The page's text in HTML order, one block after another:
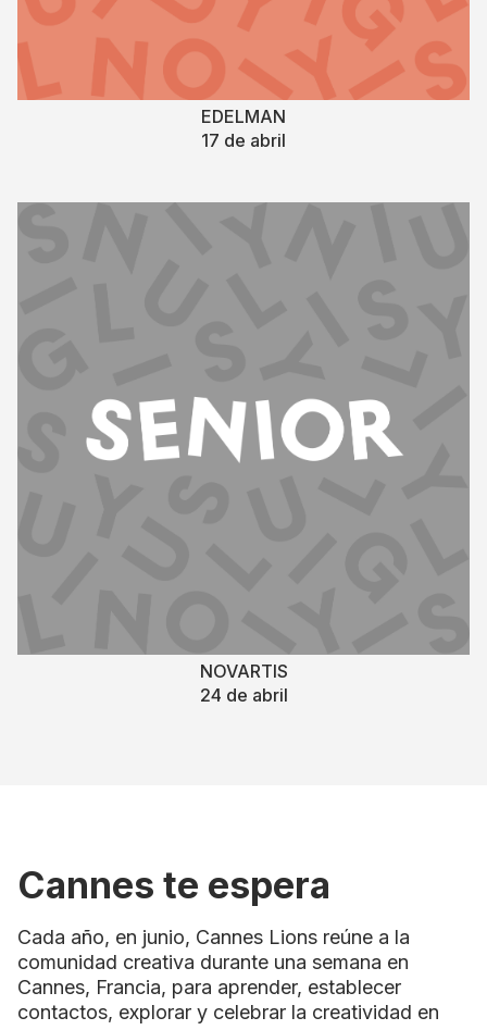
EDELMAN
17 de abril
NOVARTIS
24 de abril
Cannes te espera
Cada año, en junio, Cannes Lions reúne a la
comunidad creativa durante una semana en
Cannes, Francia, para aprender, establecer
contactos, explorar y celebrar la creatividad en